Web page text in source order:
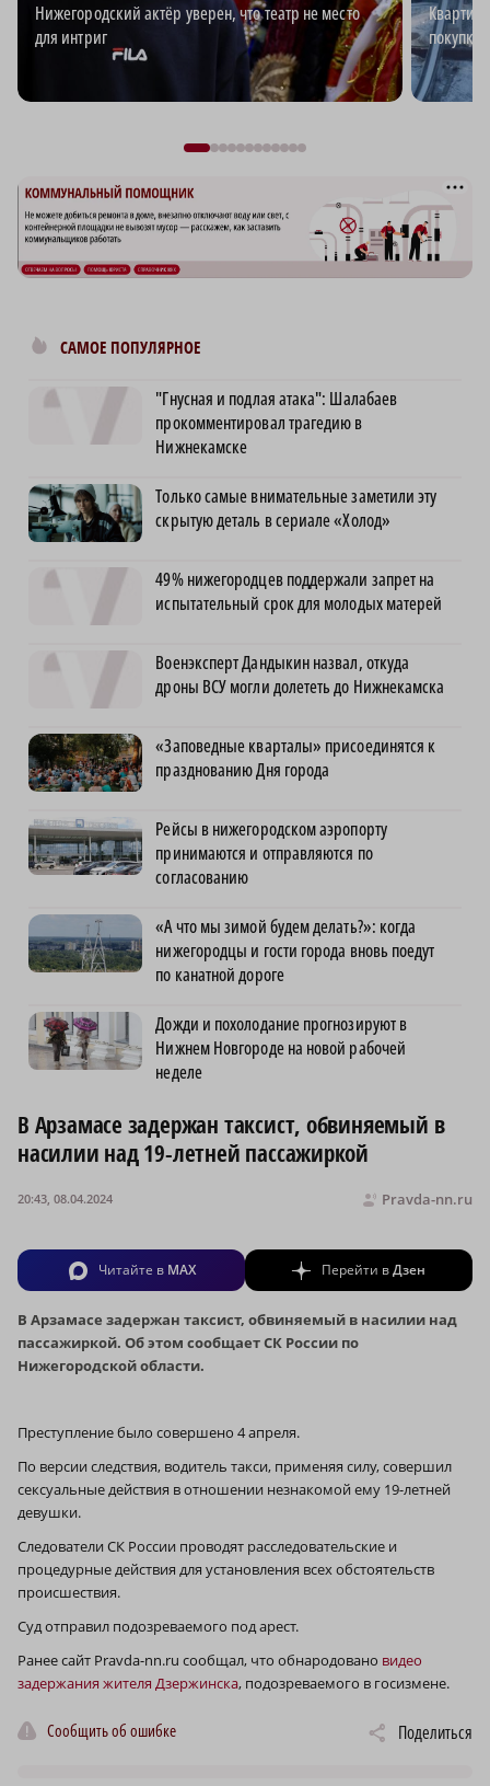
Нижегородский актёр уверен, что театр не место
для интриг
САМОЕ ПОПУЛЯРНОЕ
"Гнусная и подлая атака": Шалабаев
прокомментировал трагедию в
Нижнекамске
Только самые внимательные заметили эту
скрытую деталь в сериале «Холод»
49% нижегородцев поддержали запрет на
испытательный срок для молодых матерей
Военэксперт Дандыкин назвал, откуда
дроны ВСУ могли долететь до Нижнекамска
«Заповедные кварталы» присоединятся к
празднованию Дня города
Рейсы в нижегородском аэропорту
принимаются и отправляются по
согласованию
«А что мы зимой будем делать?»: когда
нижегородцы и гости города вновь поедут
по канатной дороге
Дожди и похолодание прогнозируют в
Нижнем Новгороде на новой рабочей
неделе
В Арзамасе задержан таксист, обвиняемый в
насилии над 19-летней пассажиркой
Pravda-nn.ru
20:43, 08.04.2024
Читайте в MAX Перейти вДзен
В Арзамасе задержан таксист, обвиняемый в насилии над
пассажиркой. Об этом сообщает СК России по
Нижегородской области.
Преступление было совершено 4 апреля.
По версии следствия, водитель такси, применяя силу, совершил
сексуальные действия в отношении незнакомой ему 19-летней
девушки.
Следователи СК России проводят расследовательские и
процедурные действия для установления всех обстоятельств
происшествия.
Суд отправил подозреваемого под арест.
Ранее сайт Pravda-nn.ru cообщал, что обнародовано видео
задержания жителя Дзержинска, подозреваемого в госизмене.
Сообщить об ошибке Поделиться